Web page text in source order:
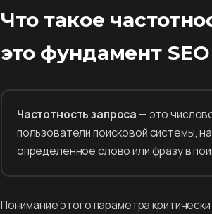
Что такое
это фундамент SEO
Частотность запроса — это
пользователи поисковой системы,
определенное слово или фразу в
Понимание этого параметра